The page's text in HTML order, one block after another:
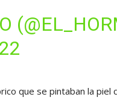
que se pintaban la piel